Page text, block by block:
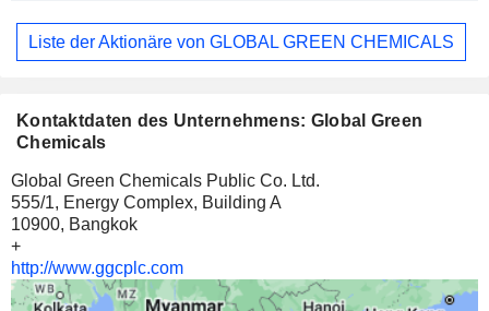
Liste der Aktionäre von GLOBAL GREEN CHEMICALS
Kontaktdaten des Unternehmens: Global Green
Chemicals
Global Green Chemicals Public Co. Ltd.
555/1, Energy Complex, Building A
10900, Bangkok
+
http://www.ggcplc.com